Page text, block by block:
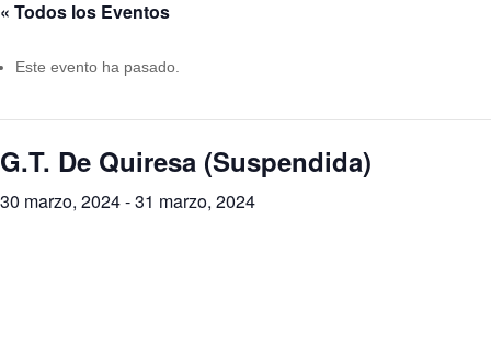
« Todos los Eventos
Este evento ha pasado.
G.T. De Quiresa (Suspendida)
30 marzo, 2024-31 marzo, 2024